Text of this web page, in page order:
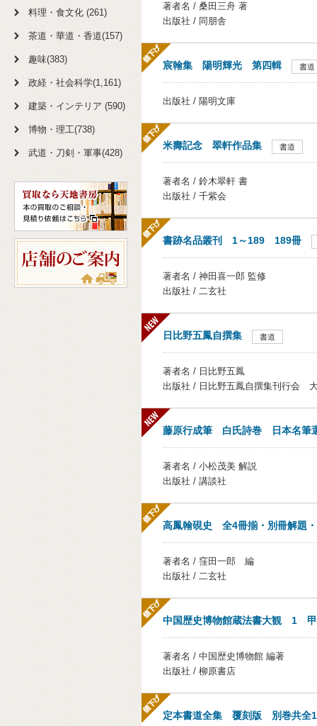
料理・食文化 (261)
茶道・華道・香道(157)
趣味(383)
政経・社会科学(1,161)
建築・インテリア (590)
博物・理工(738)
武道・刀剣・軍事(428)
著者名 / 桑田三舟 著
出版社 / 同朋舎
宸翰集 陽明輝光 第四輯 書道
出版社 / 陽明文庫
米壽記念 翠軒作品集 書道
著者名 / 鈴木翠軒 書
出版社 / 千紫会
書跡名品叢刊 1～189 189冊
著者名 / 神田喜一郎 監修
出版社 / 二玄社
日比野五鳳自撰集 書道
著者名 / 日比野五鳳
出版社 / 日比野五鳳自撰集刊行会
藤原行成筆 白氏詩巻 日本名筆
著者名 / 小松茂美 解説
出版社 / 講談社
高鳳翰硯史 全4冊揃・別冊解題
著者名 / 窪田一郎 編
出版社 / 二玄社
中国歴史博物館蔵法書大観 1 甲
著者名 / 中国歴史博物館 編著
出版社 / 柳原書店
定本書道全集 覆刻版 別巻共全